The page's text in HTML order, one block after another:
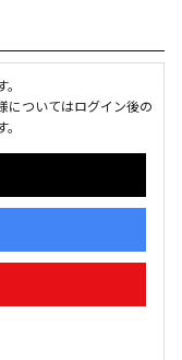
についてはログイン後の